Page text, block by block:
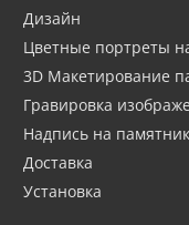
Дизайн
Цветные портреты
3D Макетирование
Гравировка
Надпись на
Доставка
Установка